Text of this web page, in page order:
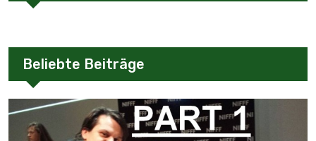
Beliebte Beiträge